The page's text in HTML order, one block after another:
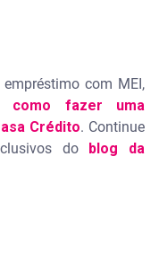
com MEI,
como fazer uma
Crédito. Continue
do
blog da